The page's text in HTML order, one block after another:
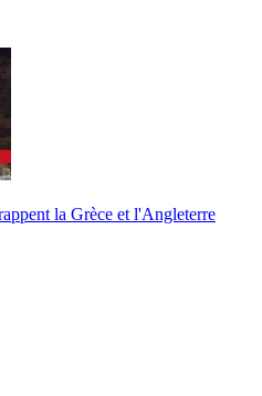
la Grèce et l'Angleterre